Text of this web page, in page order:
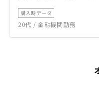
購入時データ
20代 / 金融機関勤務